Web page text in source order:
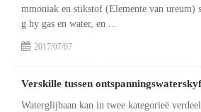
2017/07/07
mmoniak en stikstof (Elemente van ureum)
g hy gas en water, en ...
Verskille tussen
Waterglijbaan kan in twee kategorieë